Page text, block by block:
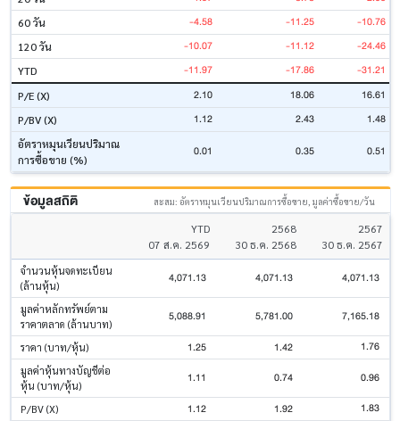
60 วัน -4.58 -11.25 -10.76
120 วัน -10.07 -11.12 -24.46
YTD -11.97 -17.86 -31.21
P/E (X) 2.10 18.06 16.61
P/BV (X) 1.12 2.43 1.48
อัตราหมุนเวียนปริมาณ
การซื้อขาย (%)
0.01 0.35 0.51
ข้อมูลสถิติ สะสม: อัตราหมุนเวียนปริมาณการซื้อขาย, มูลค่าซื้อขาย/วัน
YTD
07 ส.ค. 2569
2568
30 ธ.ค. 2568
2567
30 ธ.ค. 2567
จำนวนหุ้นจดทะเบียน
(ล้านหุ้น)
4,071.13 4,071.13 4,071.13
มูลค่าหลักทรัพย์ตาม
ราคาตลาด (ล้านบาท)
5,088.91 5,781.00 7,165.18
ราคา (บาท/หุ้น) 1.25 1.42 1.76
มูลค่าหุ้นทางบัญชีต่อ
หุ้น (บาท/หุ้น)
1.11 0.74 0.96
P/BV (X) 1.12 1.92 1.83